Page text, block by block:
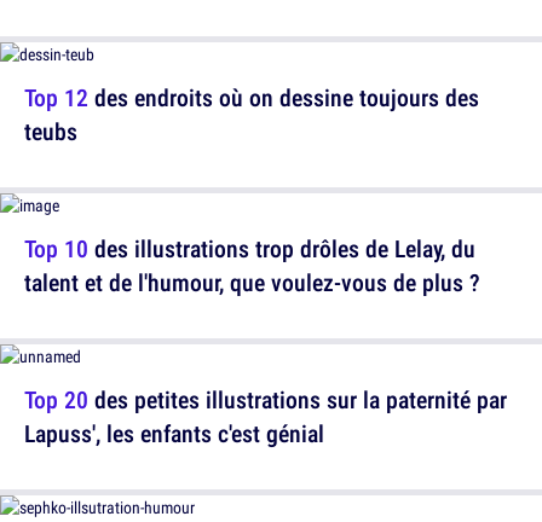
Top 12 des endroits où on dessine toujours des
teubs
Top 20 des petites illustrations sur la paternité par
Lapuss', les enfants c'est génial
Top 10 des illustrations trop drôles de Lelay, du
talent et de l'humour, que voulez-vous de plus ?